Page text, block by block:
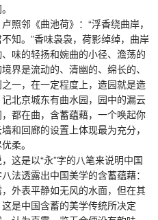
邻《曲池荷》：“浮香绕曲岸，
知。”香味袅袅，荷影绰绰，曲岸
味的轻扬和婉曲的小径、澹荡的
界是流动的、清幽的、绵长的、
一，在一定程度上，造园就是造
北京城东有曲水园，园中的漏云
都在曲，含蓄蕴藉，一个唤起你
和回廊的设置上体现最为充分，
柔。
是以“永”字的八笔来说明中国
法透露出中国美学的含蓄蕴藉：
外表平静如无风的水面，但在其
是中国含蓄的美学传统所决定